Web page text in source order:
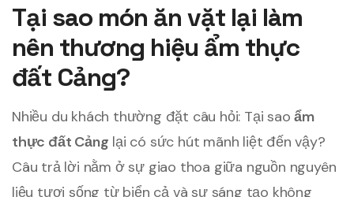
Tại sao món ăn vặt lại làm
nên thương hiệu ẩm thực
đất Cảng?
Nhiều du khách thường đặt câu hỏi: Tại saoẩm
thực đất Cảng lại có sức hút mãnh liệt đến vậy?
Câu trả lời nằm ở sự giao thoa giữa nguồn nguyên
liệu tươi sống từ biển cả và sự sáng tạo không